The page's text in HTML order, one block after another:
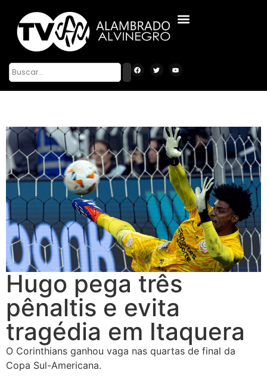
Hugo pega três
pênaltis e evita
tragédia em Itaquera
O Corinthians ganhou vaga nas quartas de final da
Copa Sul-Americana.